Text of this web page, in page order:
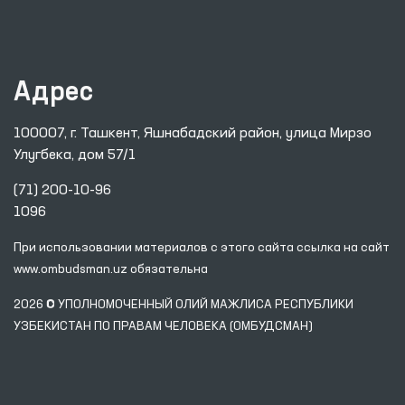
Адрес
100007, г. Ташкент, Яшнабадский район, улица Мирзо
Улугбека, дом 57/1
(71) 200-10-96
1096
При использовании материалов с этого сайта ссылка на сайт
www.ombudsman.uz обязательна
2026 © УПОЛНОМОЧЕННЫЙ ОЛИЙ МАЖЛИСА РЕСПУБЛИКИ
УЗБЕКИСТАН ПО ПРАВАМ ЧЕЛОВЕКА (ОМБУДСМАН)